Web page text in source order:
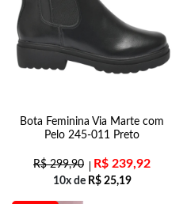
Bota Feminina Via Marte com
Pelo 245-011 Preto
R$299,90 R$ 239,92
10x de R$25,19